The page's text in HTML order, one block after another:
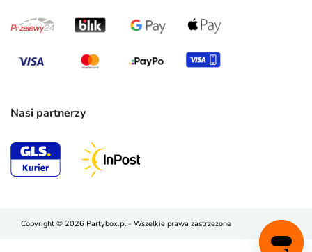
Nasi partnerzy
Copyright © 2026 Partybox.pl - Wszelkie prawa zastrzeżone